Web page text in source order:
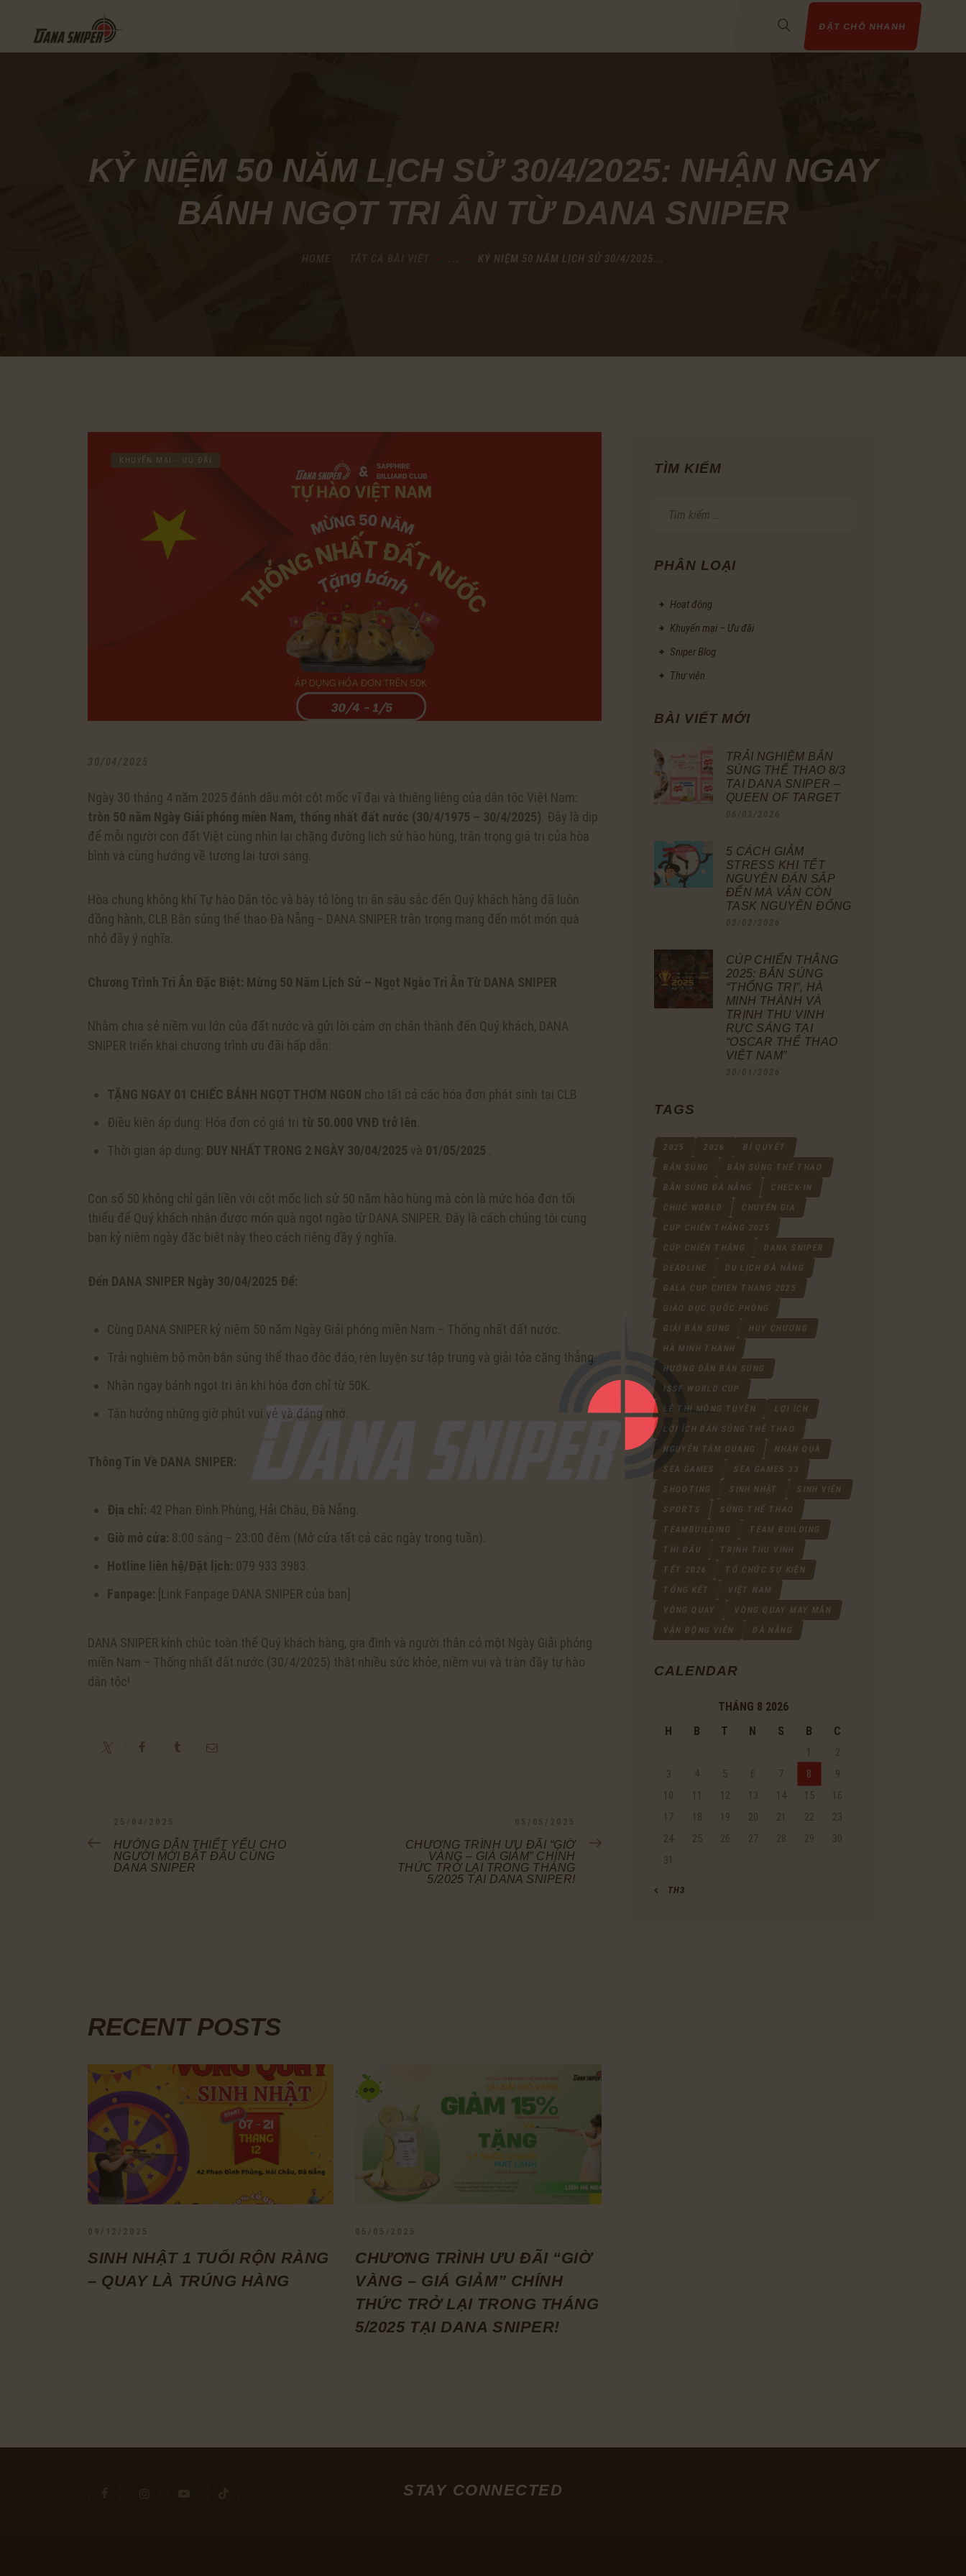
ĐẶT CHỖ NHANH
KỶ NIỆM 50 NĂM LỊCH SỬ 30/4/2025: NHẬN NGAY
BÁNH NGỌT TRI ÂN TỪ DANA SNIPER
HOME ... KỶ NIỆM 50 NĂM LỊCH SỬ 30/4/2025...
GIỚI THIỆU
SỰ KIỆN
TIN TỨC
THƯ VIỆN
KHUYẾN MẠI - ƯU ĐÃI
30/04/2025
Ngày 30 tháng 4 năm 2025 đánh dấu một cột mốc vĩ đại và thiêng liêng của dân tộc Việt Nam:
tròn 50 năm Ngày Giải phóng miền Nam, thống nhất đất nước (30/4/1975 – 30/4/2025) . Đây là dịp
để mỗi người con đất Việt cùng nhìn lại chặng đường lịch sử hào hùng, trân trọng giá trị của hòa
bình và cùng hướng về tương lai tươi sáng.
Hòa chung không khí Tự hào Dân tộc và bày tỏ lòng tri ân sâu sắc đến Quý khách hàng đã luôn
đồng hành, CLB Bắn súng thể thao Đà Nẵng – DANA SNIPER trân trọng mang đến một món quà
nhỏ đầy ý nghĩa.
Chương Trình Tri Ân Đặc Biệt: Mừng 50 Năm Lịch Sử – Ngọt Ngào Tri Ân Từ DANA SNIPER
Nhằm chia sẻ niềm vui lớn của đất nước và gửi lời cảm ơn chân thành đến Quý khách, DANA
SNIPER triển khai chương trình ưu đãi hấp dẫn:
TẶNG NGAY 01 CHIẾC BÁNH NGỌT THƠM NGON cho tất cả các hóa đơn phát sinh tại CLB
Điều kiện áp dụng: Hóa đơn có giá trị từ 50.000 VNĐ trở lên
Thời gian áp dụng: DUY NHẤT TRONG 2 NGÀY 30/04/2025 và 01/05/2025
Con số 50 không chỉ gắn liền với cột mốc lịch sử 50 năm hào hùng mà còn là mức hóa đơn tối
thiểu để Quý khách nhận được món quà ngọt ngào từ DANA SNIPER. Đây là cách chúng tôi cùng
bạn kỷ niệm ngày đặc biệt này theo cách riêng đầy ý nghĩa.
Đến DANA SNIPER Ngày 30/04/2025 Để:
Cùng DANA SNIPER kỷ niệm 50 năm Ngày Giải phóng miền Nam – Thống nhất đất nước.
Trải nghiệm bộ môn bắn súng thể thao độc đáo, rèn luyện sự tập trung và giải tỏa căng thẳng.
Nhận ngay bánh ngọt tri ân khi hóa đơn chỉ từ 50K.
Tận hưởng những giờ phút vui vẻ và đáng nhớ.
Thông Tin Về DANA SNIPER:
Địa chỉ: 42 Phan Đình Phùng, Hải Châu, Đà Nẵng.
Giờ mở cửa: 8:00 sáng – 23:00 đêm (Mở cửa tất cả các ngày trong tuần).
Hotline liên hệ/Đặt lịch: 079 933 3983.
Fanpage: [Link Fanpage DANA SNIPER của bạn]
DANA SNIPER kính chúc toàn thể Quý khách hàng, gia đình và người thân có một Ngày Giải phóng
miền Nam – Thống nhất đất nước (30/4/2025) thật nhiều sức khỏe, niềm vui và tràn đầy tự hào
dân tộc!
ĐIỀU
HƯỚNG
PREVIOUS
POST:
25/04/2025
HƯỚNG DẪN THIẾT YẾU CHO
NGƯỜI MỚI BẮT ĐẦU CÙNG
DANA SNIPER
NEXT
POST:
05/05/2025
CHƯƠNG TRÌNH ƯU ĐÃI “GIỜ
VÀNG – GIÁ GIẢM” CHÍNH
THỨC TRỞ LẠI TRONG THÁNG
5/2025 TẠI DANA SNIPER!
RECENT POSTS
09/12/2025
SINH NHẬT 1 TUỔI RỘN RÀNG
– QUAY LÀ TRÚNG HÀNG
05/05/2025
CHƯƠNG TRÌNH ƯU ĐÃI “GIỜ
VÀNG – GIÁ GIẢM” CHÍNH
THỨC TRỞ LẠI TRONG THÁNG
5/2025 TẠI DANA SNIPER!
TÌM KIẾM
PHÂN LOẠI
Hoạt động
Khuyến mại – Ưu đãi
Sniper Blog
Thư viện
BÀI VIẾT MỚI
TRẢI NGHIỆM BẮN
SÚNG THỂ THAO 8/3
TẠI DANA SNIPER –
QUEEN OF TARGET
5 CÁCH GIẢM
STRESS KHI TẾT
NGUYÊN ĐÁN SẮP
ĐẾN MÀ VẪN CÒN
TASK NGUYÊN ĐỐNG
CÚP CHIẾN THẮNG
2025: BẮN SÚNG
“THỐNG TRỊ”, HÀ
MINH THÀNH VÀ
TRỊNH THU VINH
RỰC SÁNG TẠI
“OSCAR THỂ THAO
VIỆT NAM”
TAGS
2025 2026
BÍ QUYẾT
BẮN SÚNG
BẮN SÚNG THỂ THAO
BẮN SÚNG ĐÀ NẴNG
CHECK-IN
CHIIC WORLD
CHUYÊN GIA
CUP CHIẾN THẮNG 2025
CÚP CHIẾN THẮNG
DANA SNIPER
DEADLINE
DU LỊCH ĐÀ NẴNG
GALA CUP CHIEN THANG 2025
GIÁO DỤC QUỐC PHÒNG
GIẢI BẮN SÚNG
HUY CHƯƠNG
HÀ MINH THÀNH
HƯỚNG DẪN BẮN SÚNG
ISSF WORLD CUP
LÊ THỊ MỘNG TUYỀN
LỢI ÍCH
LỢI ÍCH BẮN SÚNG THỂ THAO
NGUYỄN TÂM QUANG
NHẬN QUÀ
SEA GAMES
SEA GAMES 33
SHOOTING
SINH NHẬT
SINH VIÊN
SPORTS
SÚNG THỂ THAO
TEAMBUILDING
TEAM BUILDING
THI ĐẤU
TRỊNH THU VINH
TẾT 2026
TỔ CHỨC SỰ KIỆN
TỔNG KẾT
VIỆT NAM
VÒNG QUAY
VÒNG QUAY MAY MẮN
VẬN ĐỘNG VIÊN
ĐÀ NẴNG
CALENDAR
THÁNG 8 2026
H
B T N S B C
2
3
4 5 6 7 8
9
10
12 13 14 15
16
17
18 19 20 21 22
23
24
25 26 27 28 29
30
31
« TH3
STAY CONNECTED